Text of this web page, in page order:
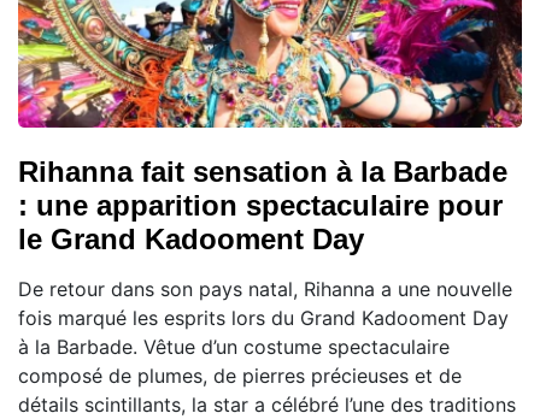
Rihanna fait sensation à la Barbade
: une apparition spectaculaire pour
le Grand Kadooment Day
De retour dans son pays natal, Rihanna a une nouvelle
fois marqué les esprits lors du Grand Kadooment Day
à la Barbade. Vêtue d’un costume spectaculaire
composé de plumes, de pierres précieuses et de
détails scintillants, la star a célébré l’une des traditions